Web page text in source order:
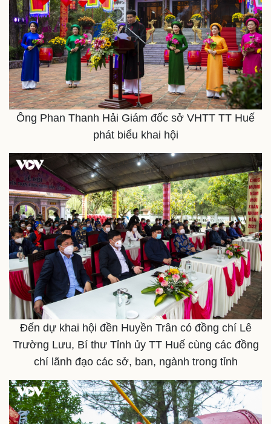
Pháp luật
Vụ án
Tin nóng
Tư vấn luật
Quân sự - Quốc phòng
Vũ khí
Việt Nam
Phân tích
Ông Phan Thanh Hải Giám đốc sở VHTT TT Huế
phát biểu khai hội
Đến dự khai hội đền Huyền Trân có đồng chí Lê
Trường Lưu, Bí thư Tỉnh ủy TT Huế cùng các đồng
chí lãnh đạo các sở, ban, ngành trong tỉnh